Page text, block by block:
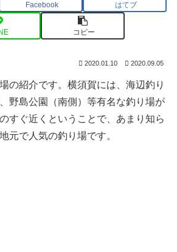
Facebook はてブ
コピー
2020.01.10 2020.09.05
の紹介です。横須賀には、海辺釣り
野島公園（南側）等有名な釣り場が
すぐ近くということで、あまり知ら
元で人気の釣り場です。